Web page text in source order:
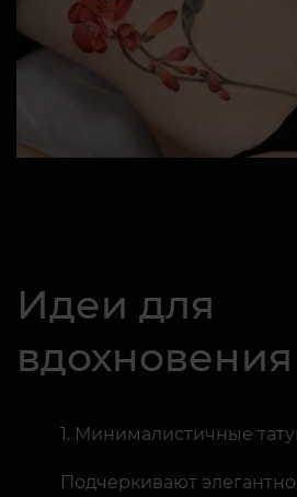
Идеи для
вдохновения
Минималистичные
Подчеркивают